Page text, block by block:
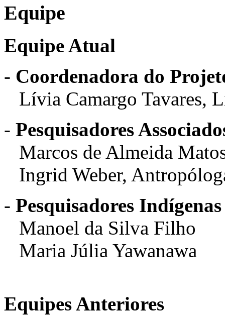
Equipe
Equipe Atual
- Coordenadora do
Lívia Camargo Tavares,
- Pesquisadores
Marcos de Almeida
Ingrid Weber,
- Pesquisadores
Manoel da Silva Filho
Maria Júlia Yawanawa
Equipes Anteriores